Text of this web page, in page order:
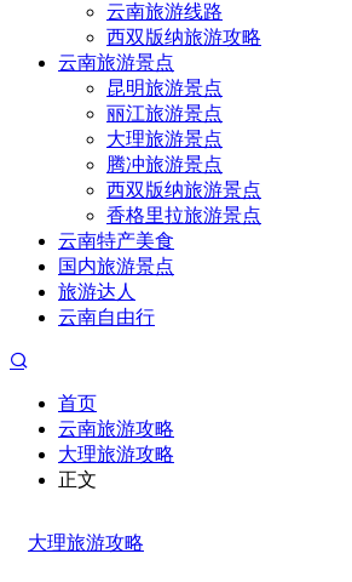
云南旅游线路
西双版纳旅游攻略
云南旅游景点
昆明旅游景点
丽江旅游景点
大理旅游景点
腾冲旅游景点
西双版纳旅游景点
香格里拉旅游景点
云南特产美食
国内旅游景点
旅游达人
云南自由行
首页
云南旅游攻略
大理旅游攻略
正文
大理旅游攻略